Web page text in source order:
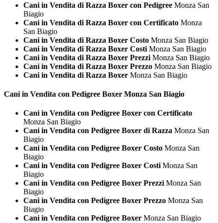
Cani in Vendita di Razza Boxer con Pedigree Monza San
Biagio
Cani in Vendita di Razza Boxer con Certificato Monza
San Biagio
Cani in Vendita di Razza Boxer Costo Monza San Biagio
Cani in Vendita di Razza Boxer Costi Monza San Biagio
Cani in Vendita di Razza Boxer Prezzi Monza San Biagio
Cani in Vendita di Razza Boxer Prezzo Monza San Biagio
Cani in Vendita di Razza Boxer Monza San Biagio
Cani in Vendita con Pedigree Boxer Monza San Biagio
Cani in Vendita con Pedigree Boxer con Certificato
Monza San Biagio
Cani in Vendita con Pedigree Boxer di Razza Monza San
Biagio
Cani in Vendita con Pedigree Boxer Costo Monza San
Biagio
Cani in Vendita con Pedigree Boxer Costi Monza San
Biagio
Cani in Vendita con Pedigree Boxer Prezzi Monza San
Biagio
Cani in Vendita con Pedigree Boxer Prezzo Monza San
Biagio
Cani in Vendita con Pedigree Boxer Monza San Biagio